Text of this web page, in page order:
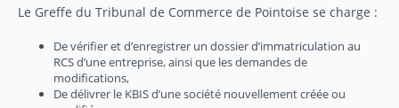
Le Greffe du Tribunal de Commerce de Pointoise se charge :
De vérifier et d’enregistrer un dossier d’immatriculation au
RCS d’une entreprise, ainsi que les demandes de
modifications,
De délivrer le KBIS d’une société nouvellement créée ou